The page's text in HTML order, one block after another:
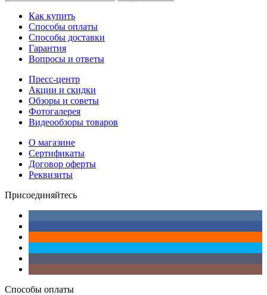
Как купить
Способы оплаты
Способы доставки
Гарантия
Вопросы и ответы
Пресс-центр
Акции и скидки
Обзоры и советы
Фотогалерея
Видеообзоры товаров
О магазине
Сертификаты
Договор оферты
Реквизиты
Присоединяйтесь
Способы оплаты